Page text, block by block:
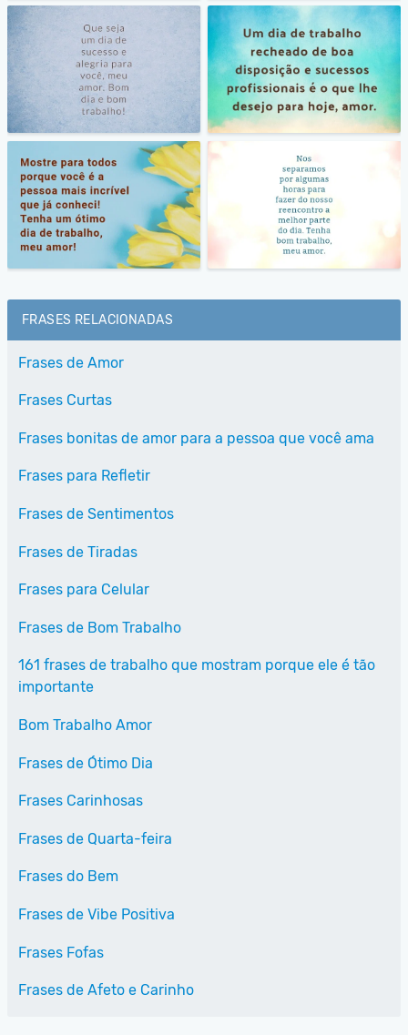
FRASES RELACIONADAS
Frases de Amor
Frases Curtas
Frases bonitas de amor para a pessoa que você ama
Frases para Refletir
Frases de Sentimentos
Frases de Tiradas
Frases para Celular
Frases de Bom Trabalho
161 frases de trabalho que mostram porque ele é tão
importante
Bom Trabalho Amor
Frases de Ótimo Dia
Frases Carinhosas
Frases de Quarta-feira
Frases do Bem
Frases de Vibe Positiva
Frases Fofas
Frases de Afeto e Carinho